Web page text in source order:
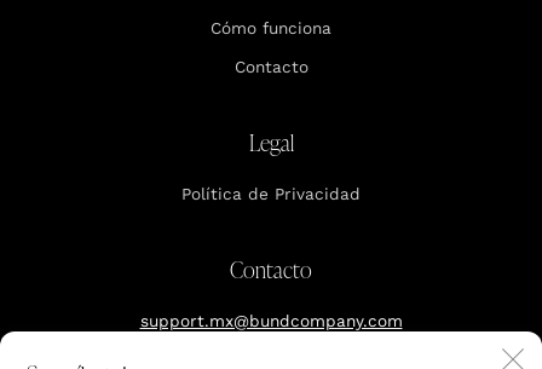
Cómo funciona
Contacto
Legal
Política de Privacidad
Contacto
support.mx@bundcompany.com